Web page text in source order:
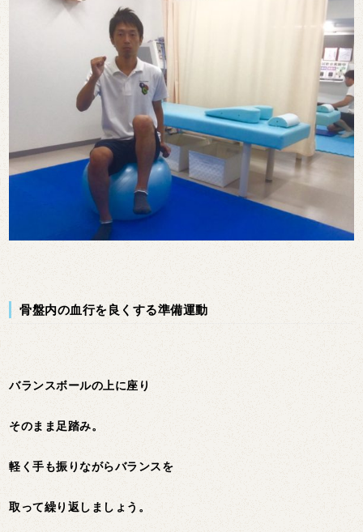
骨盤内の血行を良くする準備運動
バランスボールの上に座り
そのまま足踏み。
軽く手も振りながらバランスを
取って繰り返しましょう。